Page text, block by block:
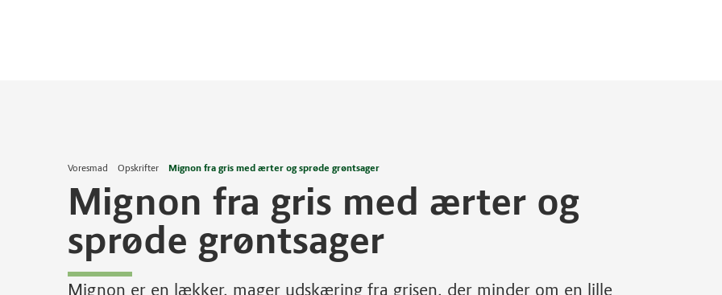
Voresmad Opskrifter Mignon fra gris med ærter og sprøde grøntsager
Mignon fra gris med ærter og
sprøde grøntsager
Mignon er en lækker, mager udskæring fra grisen, der minder om en lille